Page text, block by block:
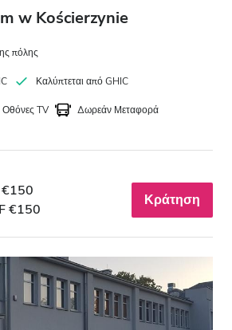
w Kościerzynie
πόλης
Καλύπτεται από GHIC
Οθόνες TV
Δωρεάν Μεταφορά
€150
Κράτηση